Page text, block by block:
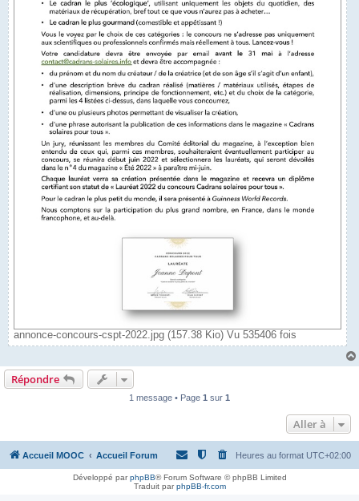
annonce-concours-cspt-2022.jpg (157.38 Kio) Vu 535406 fois
Répondre
1 message • Page 1 sur 1
Aller à
Accueil MOOC Accueil Forum Heures au format UTC+02:00
Développé parphpBB® Forum Software © phpBB Limited
Traduit parphpBB-fr.com